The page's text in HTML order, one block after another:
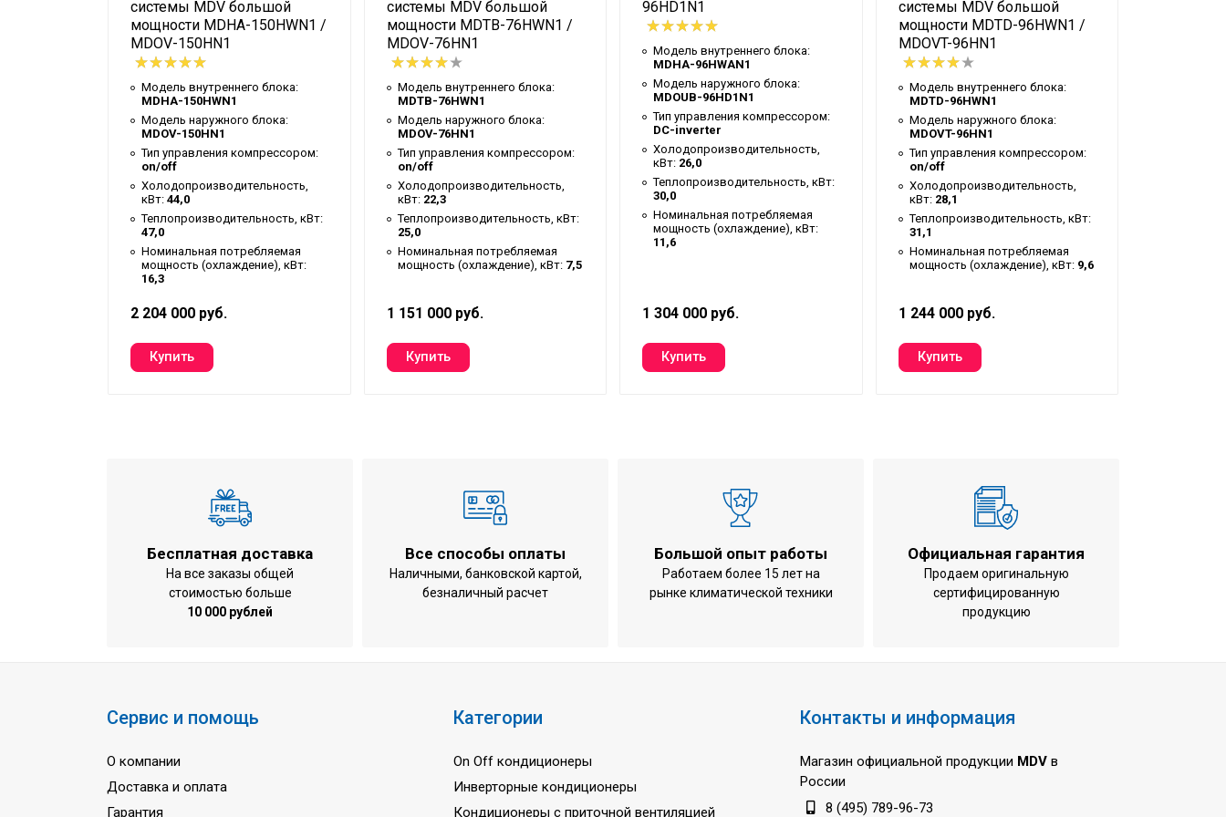
Подключение электропитания
наружный блок
Межблочный кабель, мм²
3*2.5 + 3*0.75 в экране
Расход воздуха, м³/ч
ESP (статическое давление, номинал)
0 - 50
ESP (статическое давление, диапазон)
0 - 150
Уровень шума внутреннего блока, минимальный, дБ(А)
49-52
Уровень шума наружного блока, дБ(А)
59
Модель компрессора
LNB53FCAMC
Тип компрессора
Ротационный
Бренд компрессора
Тип хладагента
R410A
Заводская заправка хладагента, кг
7,2
Диаметр жидкостной трубы, мм (дюйм)
9,53 (3/8")
Максимальный перепад по высоте между внутренним и наружным блоками (наружный блок выше), м
Максимальный перепад по высоте между внутренним и наружным блоками (наружный блок ниже), м
Рабочий диапазон наружных температур при охлаждении, °C
-15...+48
Рабочий диапазон наружных температур при нагреве, °C
-15...+24
Размер внутреннего блока (Ш×В×Г), мм
1470×512×775
Вес внутреннего блока (нетто/брутто), кг
83 / 92
системы MDV большой
мощности MDHA-150HWN1 /
MDOV-150HN1
Модель внутреннего блока:
MDHA-150HWN1
Модель наружного блока:
MDOV-150HN1
Тип управления компрессором:
on/off
Холодопроизводительность,
кВт: 44,0
Теплопроизводительность, кВт:
47,0
Номинальная потребляемая
мощность (охлаждение), кВт:
16,3
2 204 000 руб.
системы MDV большой
мощности MDTB-76HWN1 /
MDOV-76HN1
Модель внутреннего блока:
MDTB-76HWN1
Модель наружного блока:
MDOV-76HN1
Тип управления компрессором:
on/off
Холодопроизводительность,
кВт: 22,3
Теплопроизводительность, кВт:
25,0
Номинальная потребляемая
мощность (охлаждение), кВт: 7,5
1 151 000 руб.
96HD1N1
Модель внутреннего блока:
MDHA-96HWAN1
Модель наружного блока:
MDOUB-96HD1N1
Тип управления компрессором:
DC-inverter
Холодопроизводительность,
кВт: 26,0
Теплопроизводительность, кВт:
30,0
Номинальная потребляемая
мощность (охлаждение), кВт:
11,6
1 304 000 руб.
системы MDV большой
мощности MDTD-96HWN1 /
MDOVT-96HN1
Модель внутреннего блока:
MDTD-96HWN1
Модель наружного блока:
MDOVT-96HN1
Тип управления компрессором:
on/off
Холодопроизводительность,
кВт: 28,1
Теплопроизводительность, кВт:
31,1
Номинальная потребляемая
мощность (охлаждение), кВт: 9,6
1 244 000 руб.
Бесплатная доставка
На все заказы общей
стоимостью больше
10 000 рублей
Все способы оплаты
Наличными, банковской картой,
безналичный расчет
Большой опыт работы
Работаем более 15 лет на
рынке климатической техники
Официальная гарантия
Продаем оригинальную
сертифицированную
продукцию
Сервис и помощь
О компании
Доставка и оплата
Гарантия
Категории
On Off кондиционеры
Инверторные кондиционеры
Кондиционеры с приточной вентиляцией
Контакты и информация
Магазин официальной продукции MDV в
России
8 (495) 789-96-73